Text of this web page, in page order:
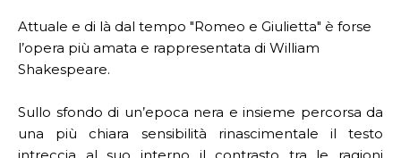
Attuale e di là dal tempo "Romeo e Giulietta" è forse
l’opera più amata e rappresentata di William
Shakespeare.
Sullo sfondo di un’epoca nera e insieme percorsa da
una più chiara sensibilità rinascimentale il testo